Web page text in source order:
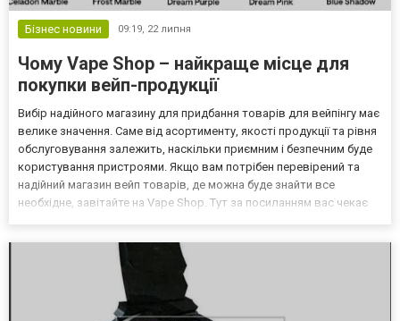
Бізнес новини 09:19, 22 липня
Чому Vape Shop – найкраще місце для
покупки вейп-продукції
Вибір надійного магазину для придбання товарів для вейпінгу має
велике значення. Саме від асортименту, якості продукції та рівня
обслуговування залежить, наскільки приємним і безпечним буде
користування пристроями. Якщо вам потрібен перевірений та
надійний магазин вейп товарів, де можна буде знайти все
необхідне, завітайте на Vape Shop. Тут за посиланням вас чекає